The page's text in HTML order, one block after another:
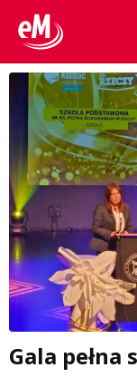
Gala pełna